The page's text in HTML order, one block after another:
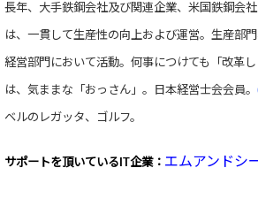
長年、大手鉄鋼会社及び関連企業、米国鉄鋼会
は、一貫して生産性の向上および運営。生産部
経営部門において活動。何事につけても「改革
は、気ままな「おっさん」。日本経営士会会員。
ベルのレガッタ、ゴルフ。
サポートを頂いている IT企業： エムアンドシ